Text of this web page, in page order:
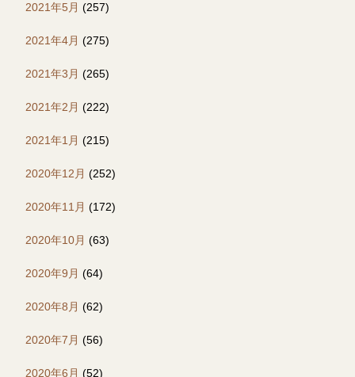
2021年5月 (257)
2021年4月 (275)
2021年3月 (265)
2021年2月 (222)
2021年1月 (215)
2020年12月 (252)
2020年11月 (172)
2020年10月 (63)
2020年9月 (64)
2020年8月 (62)
2020年7月 (56)
2020年6月 (52)